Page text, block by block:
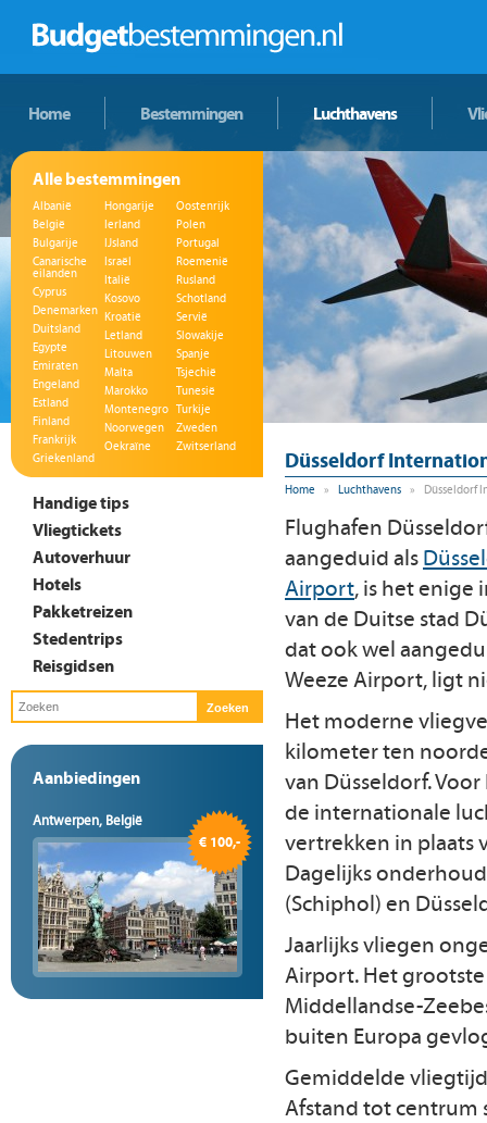
Home Bestemmingen Luchthavens
Alle bestemmingen
Albanië
België
Bulgarije
Canarische
eilanden
Cyprus
Denemarken
Duitsland
Egypte
Emiraten
Engeland
Estland
Finland
Frankrijk
Griekenland
Hongarije
Ierland
IJsland
Israël
Italië
Kosovo
Kroatië
Letland
Litouwen
Malta
Marokko
Montenegro
Noorwegen
Oekraïne
Oostenrijk
Polen
Portugal
Roemenië
Rusland
Schotland
Servië
Slowakije
Spanje
Tsjechië
Tunesië
Turkije
Zweden
Zwitserland
Handige tips
Vliegtickets
Autoverhuur
Hotels
Pakketreizen
Stedentrips
Reisgidsen
Aanbiedingen
Antwerpen, België
€ 100,-
Düsseldorf
Home » Luchthavens » Düsseldorf
Flughafen
aangeduid als
Airport, is het
van de Duitse stad
dat ook wel
Weeze Airport, ligt
Het moderne
kilometer ten
van Düsseldorf.
de internationale
vertrekken in plaats
Dagelijks
(Schiphol) en
Jaarlijks vliegen
Airport. Het
Middellandse-
buiten Europa
Gemiddelde
Afstand tot centrum